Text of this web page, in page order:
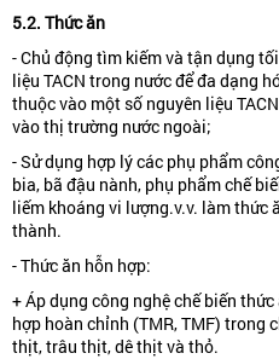
5.2. Thức ăn
- Chủ động tìm kiếm và tận dụng
liệu TACN trong nước để đa dạng
thuộc vào một số nguyên liệu
vào thị trường nước ngoài;
- Sử dụng hợp lý các phụ phẩm
bia, bã đậu nành, phụ phẩm chế
liếm khoáng vi lượng.v.v. làm thức
thành.
- Thức ăn hỗn hợp:
+ Áp dụng công nghệ chế biến
hợp hoàn chỉnh (TMR, TMF) trong
thịt, trâu thịt, dê thịt và thỏ.